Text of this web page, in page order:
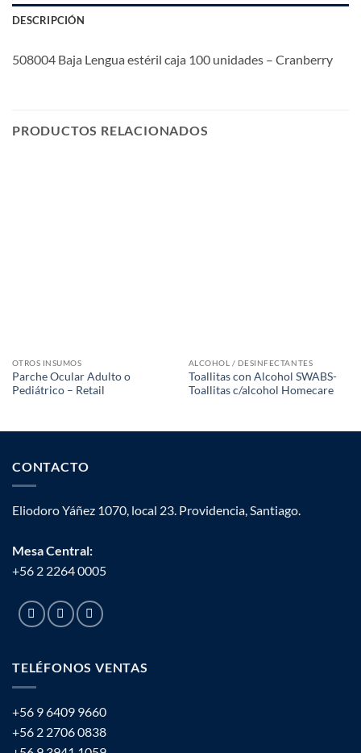
DESCRIPCIÓN
508004 Baja Lengua estéril caja 100 unidades – Cranberry
PRODUCTOS RELACIONADOS
OTROS INSUMOS
Parche Ocular Adulto o
Pediátrico – Retail
ALCOHOL / DESINFECTANTES
Toallitas con Alcohol SWABS-
Toallitas c/alcohol Homecare
CONTACTO
Eliodoro Yáñez 1070, local 23. Providencia, Santiago.
Mesa Central:
+56 2 2264 0005
TELÉFONOS VENTAS
+56 9 6409 9660
+56 2 2706 0838